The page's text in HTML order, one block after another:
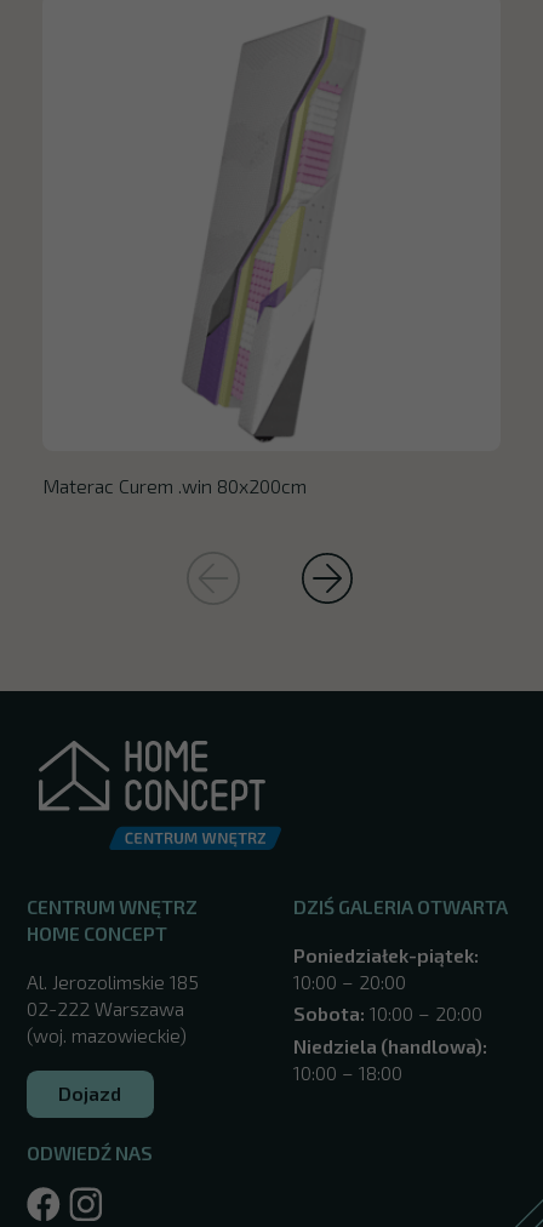
Materac Curem .win 80x200cm
CENTRUM WNĘTRZ
HOME CONCEPT
Al. Jerozolimskie 185
02-222 Warszawa
(woj. mazowieckie)
Dojazd
ODWIEDŹ NAS
DZIŚ GALERIA OTWARTA
Poniedziałek-piątek:
10:00 – 20:00
Sobota: 10:00 – 20:00
Niedziela (handlowa):
10:00 – 18:00